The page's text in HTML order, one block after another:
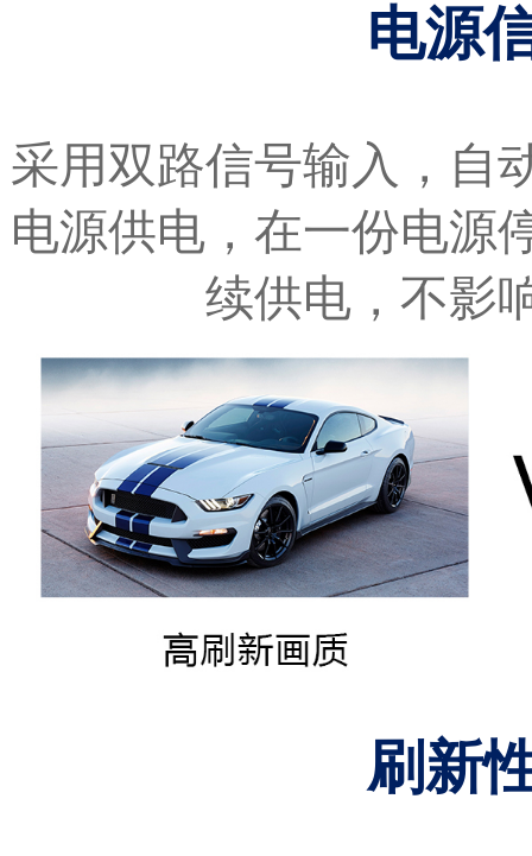
电源
采用双路信号输入，自
电源供电，在一份电源
续供电，不影
刷新